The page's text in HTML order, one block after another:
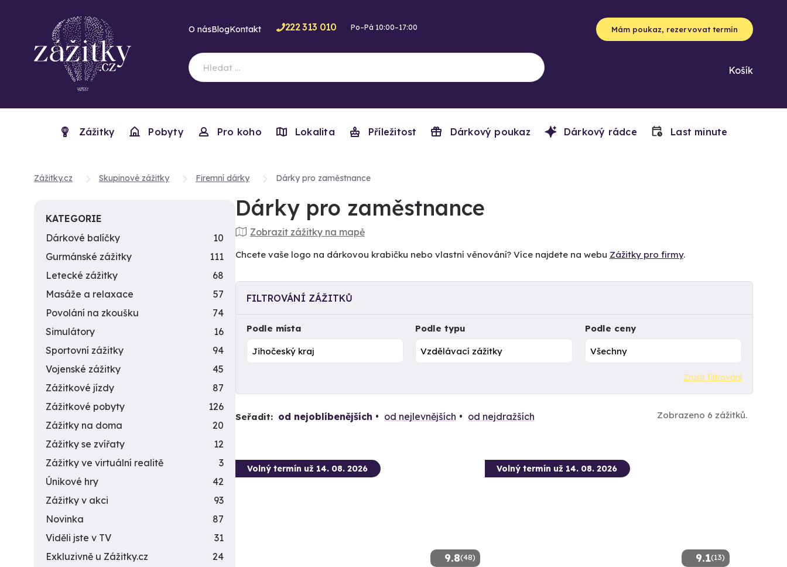
O násBlogKontakt 222 313 010 Po–Pá 10:00–17:00 Mám poukaz, rezervovat termín
Košík
Zážitky Pobyty Pro koho Lokalita Příležitost Dárkový poukaz Dárkový rádce Last minute
Zážitky.cz Skupinové zážitky Firemní dárky Dárky pro zaměstnance
Dárky pro zaměstnance
Zobrazit zážitky na mapě
Chcete vaše logo na dárkovou krabičku nebo vlastní věnování? Více najdete na webu Zážitky pro firmy.
FILTROVÁNÍ ZÁŽITKŮ
Podle místa Podle typu Podle ceny
Zrušit filtrování
Seřadit: od nejoblíbenějších od nejlevnějších od nejdražších Zobrazeno 6 zážitků.
9.8(48)
Volný termín už 14. 08. 2026
9.1(13)
Volný termín už 14. 08. 2026
KATEGORIE
Dárkové balíčky
10
Gurmánské zážitky
111
Letecké zážitky
68
Masáže a relaxace
57
Povolání na zkoušku
74
Simulátory
16
Sportovní zážitky
94
Vojenské zážitky
45
Zážitkové jízdy
87
Zážitkové pobyty
126
Zážitky na doma
20
Zážitky se zvířaty
12
Zážitky ve virtuální realitě
3
Únikové hry
42
Zážitky v akci
93
Novinka
87
Viděli jste v TV
31
Exkluzivně u Zážitky.cz
24